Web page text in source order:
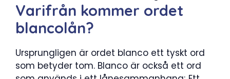
Varifrån kommer ordet
blancolån?
Ursprungligen är ordet blanco ett tyskt ord
som betyder tom. Blanco är också ett ord